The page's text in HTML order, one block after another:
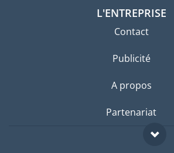
L'ENTREPRISE
Contact
Publicité
A propos
Partenariat